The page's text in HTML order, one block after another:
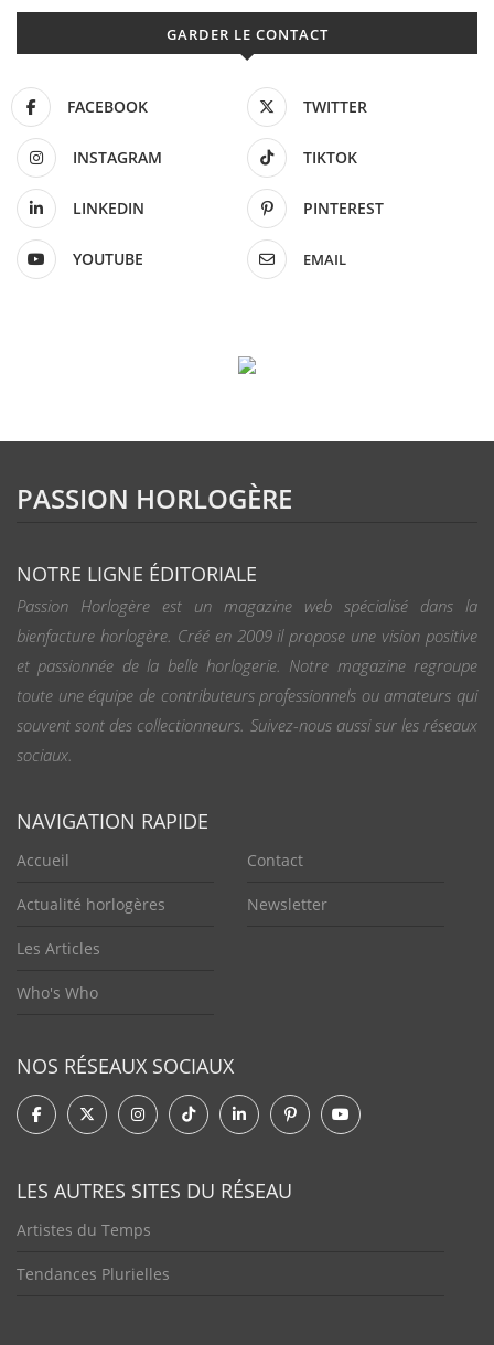
GARDER LE CONTACT
FACEBOOK TWITTER
INSTAGRAM TIKTOK
LINKEDIN PINTEREST
YOUTUBE EMAIL
PASSION HORLOGÈRE
NOTRE LIGNE ÉDITORIALE
Passion Horlogère est un magazine web spécialisé dans la
bienfacture horlogère. Créé en 2009 il propose une vision positive
et passionnée de la belle horlogerie. Notre magazine regroupe
toute une équipe de contributeurs professionnels ou amateurs qui
souvent sont des collectionneurs. Suivez-nous aussi sur les réseaux
sociaux.
NAVIGATION RAPIDE
Accueil
Actualité horlogères
Les Articles
Who's Who
Contact
Newsletter
NOS RÉSEAUX SOCIAUX
LES AUTRES SITES DU RÉSEAU
Artistes du Temps
Tendances Plurielles